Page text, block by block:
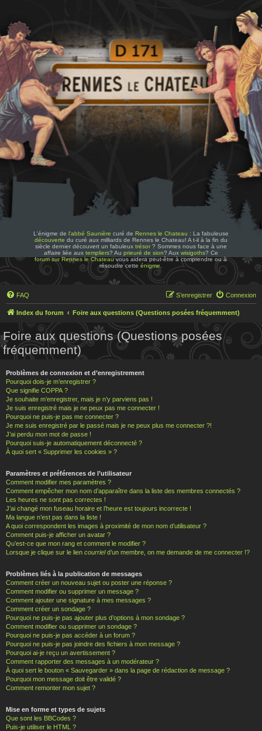
L'énigme de l'abbé Saunière curé de Rennes le Chateau : La fabuleuse
découverte du curé aux milliards de Rennes le Chateau! A t-il à la fin du
siècle dernier découvert un fabuleux trésor? Sommes nous face à une
affaire liée aux templiers? Au prieuré de sion? Aux wisigoths? Ce
forum sur Rennes le Chateauvous aidera peut-être à comprendre ou à
résoudre cetteénigme
FAQ Connexion
S’enregistrer
Index du forum Foire aux questions (Questions posées fréquemment)
Foire aux questions (Questions posées
fréquemment)
Problèmes de connexion et d’enregistrement
Pourquoi dois-je m’enregistrer ?
Que signifie COPPA ?
Je souhaite m’enregistrer, mais je n’y parviens pas !
Je suis enregistré mais je ne peux pas me connecter !
Pourquoi ne puis-je pas me connecter ?
Je me suis enregistré par le passé mais je ne peux plus me connecter ?!
J’ai perdu mon mot de passe !
Pourquoi suis-je automatiquement déconnecté ?
À quoi sert « Supprimer les cookies » ?
Paramètres et préférences de l’utilisateur
Comment modifier mes paramètres ?
Comment empêcher mon nom d’apparaître dans la liste des membres connectés ?
Les heures ne sont pas correctes !
J’ai changé mon fuseau horaire et l’heure est toujours incorrecte !
Ma langue n’est pas dans la liste !
A quoi correspondent les images à proximité de mon nom d’utilisateur ?
Comment puis-je afficher un avatar ?
Qu’est-ce que mon rang et comment le modifier ?
Lorsque je clique sur le lien courrield’un membre, on me demande de me connecter !?
Problèmes liés à la publication de messages
Comment créer un nouveau sujet ou poster une réponse ?
Comment modifier ou supprimer un message ?
Comment ajouter une signature à mes messages ?
Comment créer un sondage ?
Pourquoi ne puis-je pas ajouter plus d’options à mon sondage ?
Comment modifier ou supprimer un sondage ?
Pourquoi ne puis-je pas accéder à un forum ?
Pourquoi ne puis-je pas joindre des fichiers à mon message ?
Pourquoi ai-je reçu un avertissement ?
Comment rapporter des messages à un modérateur ?
À quoi sert le bouton « Sauvegarder » dans la page de rédaction de message ?
Pourquoi mon message doit être validé ?
Comment remonter mon sujet ?
Mise en forme et types de sujets
Que sont les BBCodes ?
Puis-je utiliser le HTML ?